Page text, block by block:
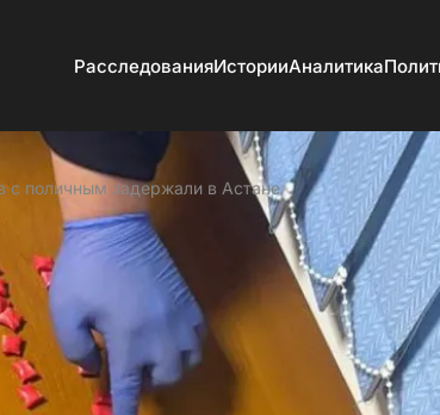
РасследованияИсторииАналитика
с поличным задержали в Астане